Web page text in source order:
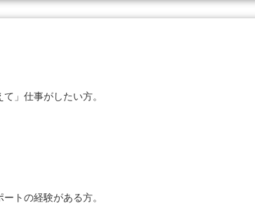
」仕事がしたい方。
トの経験がある方。